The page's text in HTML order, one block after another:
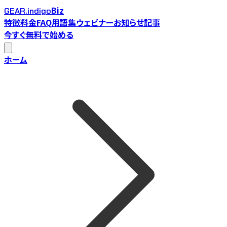
GEAR.indigoBiz
特徴料金FAQ用語集ウェビナーお知らせ記事
今すぐ無料で始める
ホーム